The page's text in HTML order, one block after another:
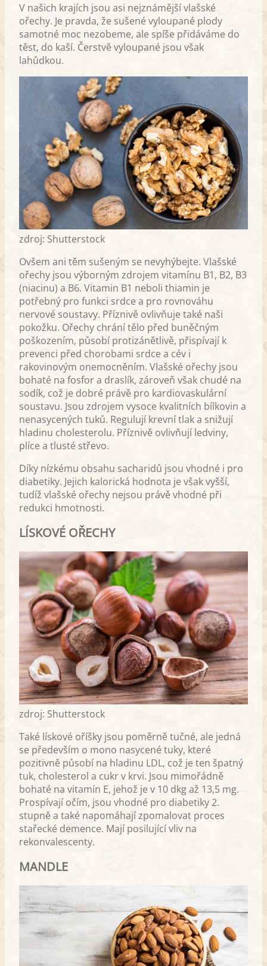
V našich krajích jsou asi nejznámější vlašské
ořechy. Je pravda, že sušené vyloupané plody
samotné moc nezobeme, ale spíše přidáváme do
těst, do kaší. Čerstvě vyloupané jsou však
lahůdkou.
zdroj: Shutterstock
Ovšem ani těm sušeným se nevyhýbejte. Vlašské
ořechy jsou výborným zdrojem vitamínu B1, B2, B3
(niacinu) a B6. Vitamin B1 neboli thiamin je
potřebný pro funkci srdce a pro rovnováhu
nervové soustavy. Příznivě ovlivňuje také naši
pokožku. Ořechy chrání tělo před buněčným
poškozením, působí protizánětlivě, přispívají k
prevenci před chorobami srdce a cév i
rakovinovým onemocněním. Vlašské ořechy jsou
bohaté na fosfor a draslík, zároveň však chudé na
sodík, což je dobré právě pro kardiovaskulární
soustavu. Jsou zdrojem vysoce kvalitních bílkovin a
nenasycených tuků. Regulují krevní tlak a snižují
hladinu cholesterolu. Příznivě ovlivňují ledviny,
plíce a tlusté střevo.
Díky nízkému obsahu sacharidů jsou vhodné i pro
diabetiky. Jejich kalorická hodnota je však vyšší,
tudíž vlašské ořechy nejsou právě vhodné při
redukci hmotnosti.
LÍSKOVÉ OŘECHY
zdroj: Shutterstock
Také lískové oříšky jsou poměrně tučné, ale jedná
se především o mono nasycené tuky, které
pozitivně působí na hladinu LDL, což je ten špatný
tuk, cholesterol a cukr v krvi. Jsou mimořádně
bohaté na vitamín E, jehož je v 10 dkg až 13,5 mg.
Prospívají očím, jsou vhodné pro diabetiky 2.
stupně a také napomáhají zpomalovat proces
stařecké demence. Mají posilující vliv na
rekonvalescenty.
MANDLE